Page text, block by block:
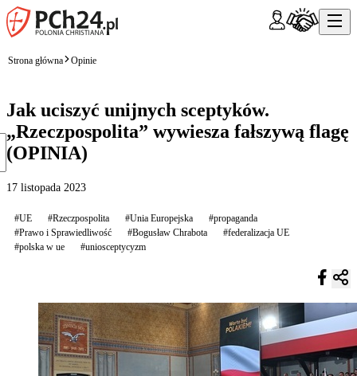
Strona główna Opinie
Jak uciszyć unijnych sceptyków.
„Rzeczpospolita” wywiesza fałszywą flagę
(OPINIA)
17 listopada 2023
#UE #Rzeczpospolita #Unia Europejska
#propaganda
#Prawo i Sprawiedliwość
#Bogusław Chrabota
#federalizacja UE
#polska w ue
#uniosceptycyzm